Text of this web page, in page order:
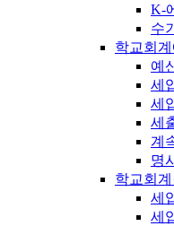
K-
수
학교회
예
세
세
세
계
명
학교회
세
세